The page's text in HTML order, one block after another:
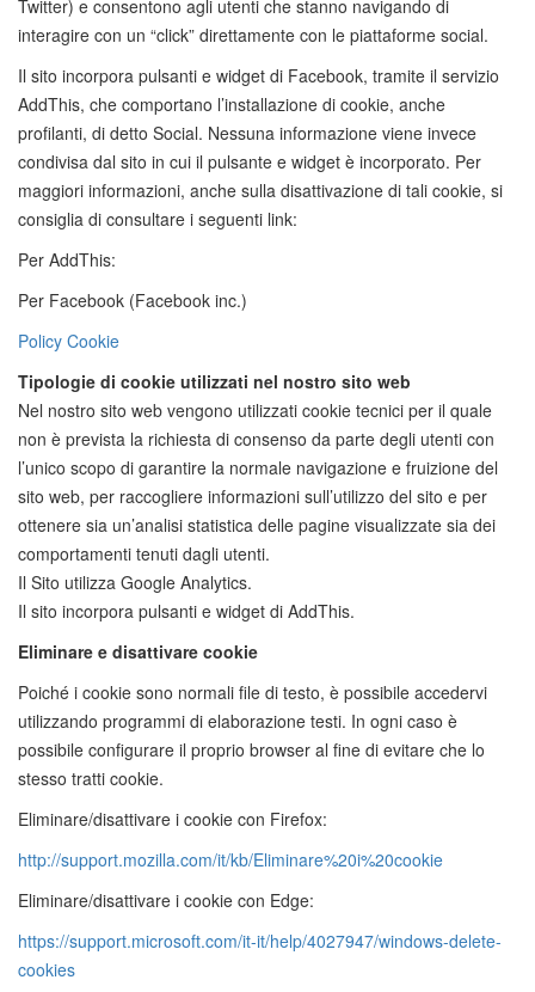
Twitter) e consentono agli utenti che stanno navigando di
interagire con un “click” direttamente con le piattaforme social.
Il sito incorpora pulsanti e widget di Facebook, tramite il servizio
AddThis, che comportano l’installazione di cookie, anche
profilanti, di detto Social. Nessuna informazione viene invece
condivisa dal sito in cui il pulsante e widget è incorporato. Per
maggiori informazioni, anche sulla disattivazione di tali cookie, si
consiglia di consultare i seguenti link:
Per AddThis:
Per Facebook (Facebook inc.)
Policy Cookie
Tipologie di cookie utilizzati nel nostro sito web
Nel nostro sito web vengono utilizzati cookie tecnici per il quale
non è prevista la richiesta di consenso da parte degli utenti con
l’unico scopo di garantire la normale navigazione e fruizione del
sito web, per raccogliere informazioni sull’utilizzo del sito e per
ottenere sia un’analisi statistica delle pagine visualizzate sia dei
comportamenti tenuti dagli utenti.
Il Sito utilizza Google Analytics.
Il sito incorpora pulsanti e widget di AddThis.
Eliminare e disattivare cookie
Poiché i cookie sono normali file di testo, è possibile accedervi
utilizzando programmi di elaborazione testi. In ogni caso è
possibile configurare il proprio browser al fine di evitare che lo
stesso tratti cookie.
Eliminare/disattivare i cookie con Firefox:
http://support.mozilla.com/it/kb/Eliminare%20i%20cookie
Eliminare/disattivare i cookie con Edge:
https://support.microsoft.com/it-it/help/4027947/windows-delete-
cookies